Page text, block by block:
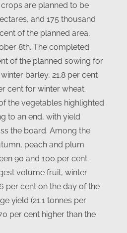
are planned to be
and 175 thousand
of the planned area,
8th. The completed
of the planned sowing for
barley, 21.8 per cent
cent for winter wheat.
the vegetables highlighted
to an end, with yield
the board. Among the
peach and plum
90 and 100 per cent.
volume fruit, winter
per cent on the day of the
yield (21.1 tonnes per
per cent higher than the